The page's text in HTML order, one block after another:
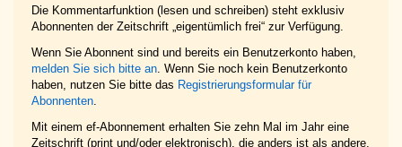
Die Kommentarfunktion (lesen und schreiben) steht exklusiv
Abonnenten der Zeitschrift „eigentümlich frei“ zur Verfügung.
Wenn Sie Abonnent sind und bereits ein Benutzerkonto haben,
melden Sie sich bitte an. Wenn Sie noch kein Benutzerkonto
haben, nutzen Sie bitte das Registrierungsformular für
Abonnenten.
Mit einem ef-Abonnement erhalten Sie zehn Mal im Jahr eine
Zeitschrift (print und/oder elektronisch), die anders ist als andere.